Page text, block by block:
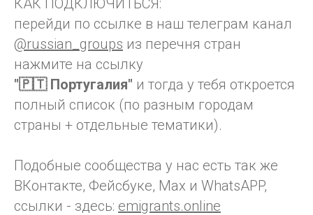
КАК ПОДКЛЮЧИТЬСЯ:
перейди по ссылке в наш телеграм канал
@russian_groups из перечня стран
нажмите на ссылку
"🇵🇹 Португалия" и тогда у тебя откроется
полный список (по разным городам
страны + отдельные тематики).
Подобные сообщества у нас есть так же
ВКонтакте, Фейсбуке, Max и WhatsAPP,
ссылки - здесь: emigrants.online